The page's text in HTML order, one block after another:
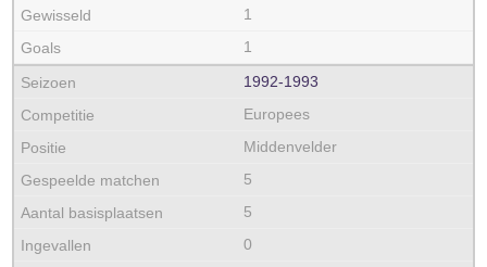
1
1
1992‑1993
Europees
Middenvelder
5
5
0